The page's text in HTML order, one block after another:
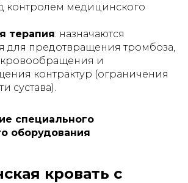
контролем медицинского
терапия: назначаются
для предотвращения тромбоза,
и
контрактур (ограничения
сустава).
специального
оборудования
кровать с